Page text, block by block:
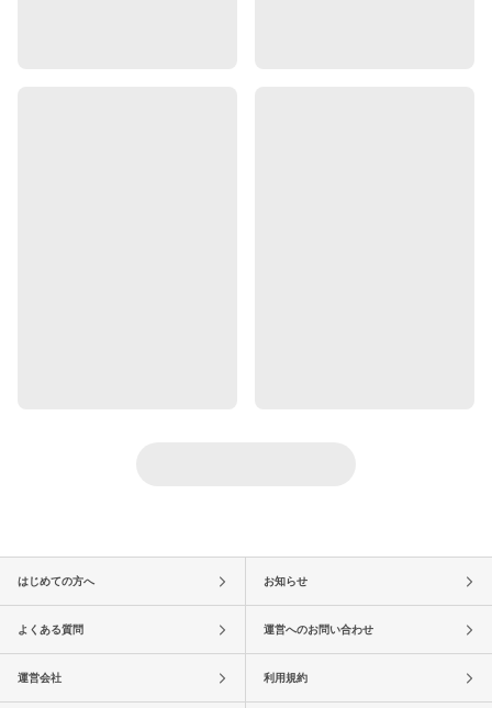
はじめての方へ お知らせ
よくある質問 運営へのお問い合わせ
運営会社 利用規約